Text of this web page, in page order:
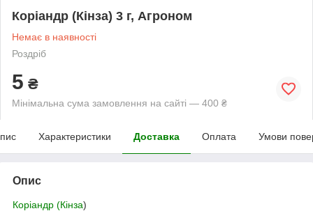
Коріандр (Кінза) 3 г, Агроном
Немає в наявності
Роздріб
5 ₴
Мінімальна сума замовлення на сайті — 400 ₴
Характеристики Доставка Оплата Умови
Опис
Коріандр (Кінза)